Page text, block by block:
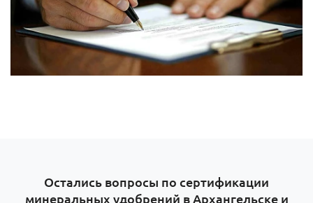
Остались вопросы по сертификации
минеральных удобрений в Архангельске и